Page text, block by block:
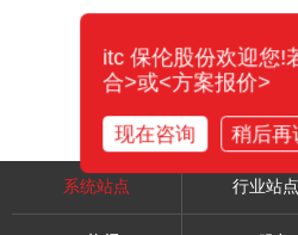
系统站点 行业站点
itc 保伦股份欢迎您!
合>或<方案报价>
现在咨询 稍后再